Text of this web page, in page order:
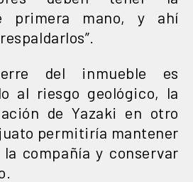
primera mano, y ahí
del inmueble es
al riesgo geológico, la
de Yazaki en otro
permitiría mantener
compañía y conservar